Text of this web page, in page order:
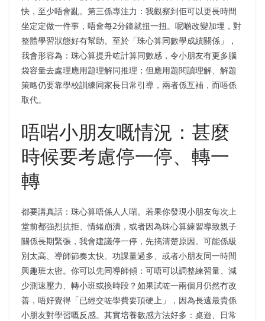
快，至少唔會亂。第三係專注力：我觀察到佢可以更長時間
坐定定做一件事，唔會每2分鐘就扭一扭。呢啲改變加埋，對
整體學習狀態好有幫助。至於「珠心算同數學成績關係」，
我會形容為：珠心算提升咗計算同數感，令小朋友有更多腦
袋容量去處理應用題理解同推理；但應用題閱讀理解、解題
策略仍要靠學校訓練同家長日常引導，兩者係互補，而唔係
取代。
唔啱小朋友嘅情況：甚麼
時候要考慮停一停、轉一
轉
都要講真話：珠心算唔係人人啱。若果你發現小朋友每次上
堂前都強烈抗拒、情緒崩潰，或者因為珠心算練習導致親子
關係長期緊張，我會建議停一停，先搞清楚原因。可能係級
別太高、導師節奏太快、功課量過多、或者小朋友同一時間
興趣班太密。你可以先同導師傾：可唔可以調整練習量、減
少測速壓力、轉小班或換時段？如果試咗一兩個月仍然冇改
善，唔好覺得「已經交咗學費要頂硬上」，因為長遠最貴係
小朋友對學習嘅反感。其實培養數感方法好多：桌遊、日常